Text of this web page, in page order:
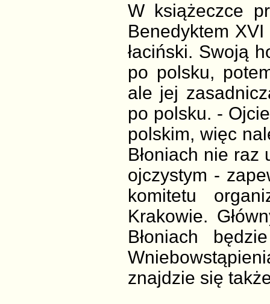
W książeczce
Benedyktem
łaciński. Swoją
po polsku,
ale jej
po polsku. -
polskim, więc
Błoniach nie raz
ojczystym -
komitetu
Krakowie.
Błoniach
znajdzie się